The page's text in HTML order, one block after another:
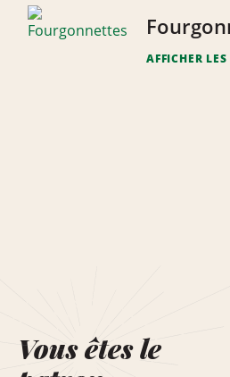
AFFICHER
Vous êtes le